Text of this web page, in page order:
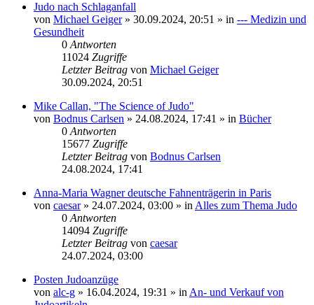
Judo nach Schlaganfall
von Michael Geiger» 30.09.2024, 20:51 » in --- Medizin und
Gesundheit
0 Antworten
11024 Zugriffe
Letzter Beitrag von Michael Geiger
30.09.2024, 20:51
Mike Callan, "The Science of Judo"
von Bodnus Carlsen » 24.08.2024, 17:41 » in Bücher
0 Antworten
15677 Zugriffe
Letzter Beitrag von Bodnus Carlsen
24.08.2024, 17:41
Anna-Maria Wagner deutsche Fahnenträgerin in Paris
von caesar» 24.07.2024, 03:00 » in Alles zum Thema Judo
0 Antworten
14094 Zugriffe
Letzter Beitrag von caesar
24.07.2024, 03:00
Posten Judoanzüge
von alc-g » 16.04.2024, 19:31 » in An- und Verkauf von